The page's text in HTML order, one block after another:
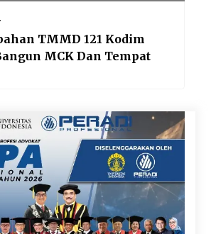
TMMD 121 Kodim
MCK Dan Tempat